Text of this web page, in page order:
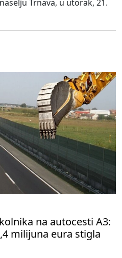
Trnava, u utorak, 21.
na autocesti A3:
milijuna eura stigla